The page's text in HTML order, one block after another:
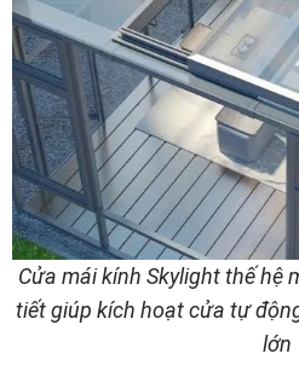
Cửa mái kính Skylight thế hệ
tiết giúp kích hoạt cửa tự
lớn